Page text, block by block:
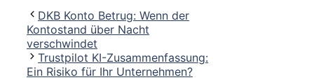
DKB Konto Betrug: Wenn der
Kontostand über Nacht
verschwindet
Trustpilot KI-Zusammenfassung:
Ein Risiko für Ihr Unternehmen?